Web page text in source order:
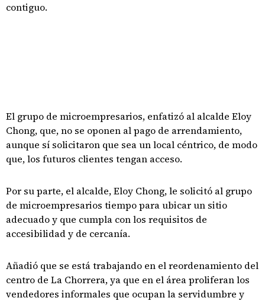
contiguo.
El grupo de microempresarios, enfatizó al alcalde Eloy
Chong, que, no se oponen al pago de arrendamiento,
aunque sí solicitaron que sea un local céntrico, de modo
que, los futuros clientes tengan acceso.
Por su parte, el alcalde, Eloy Chong, le solicitó al grupo
de microempresarios tiempo para ubicar un sitio
adecuado y que cumpla con los requisitos de
accesibilidad y de cercanía.
Añadió que se está trabajando en el reordenamiento del
centro de La Chorrera, ya que en el área proliferan los
vendedores informales que ocupan la servidumbre y